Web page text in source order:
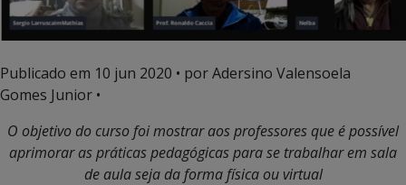
Publicado em 10 jun 2020 • por Adersino Valensoela
Gomes Junior •
O objetivo do curso foi mostrar aos professores que é possível
aprimorar as práticas pedagógicas para se trabalhar em sala
de aula seja da forma física ou virtual